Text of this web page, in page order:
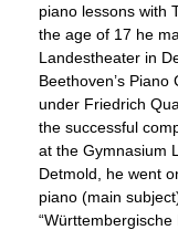
piano lessons with
the age of 17 he
Landestheater in
Beethoven’s
under Friedrich
the successful
at the Gymnasium
Detmold, he went
piano (main